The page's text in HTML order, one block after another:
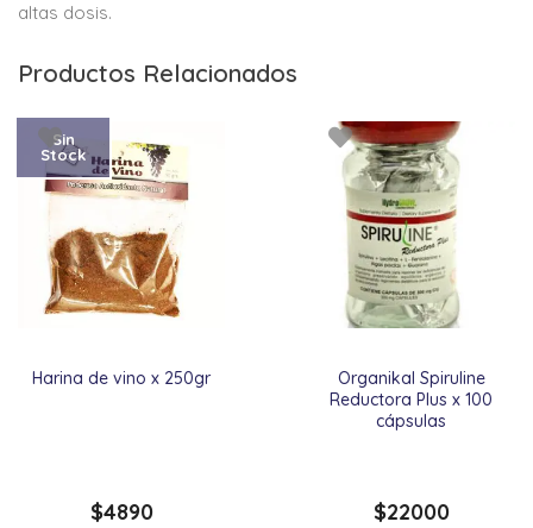
altas dosis.
Productos Relacionados
Harina de vino x 250gr
Sin
Stock
$4890
Organikal Spiruline
Reductora Plus x 100
cápsulas
$22000